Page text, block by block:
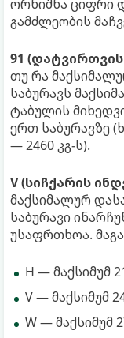
ორნიშნა ციფრი
გამძლეობის
91
თუ რა
საბურავს
ტაბულის
ერთ საბურავზე
— 2460 კგ-ს).
V (სიჩქარის
მაქსიმალურ
საბურავი
უსაფრთხოა.
H — მაქსიმუმ
V — მაქსიმუმ
W — მაქსიმუმ